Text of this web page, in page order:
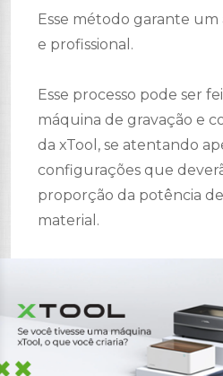
Esse método garante
e profissional.
Esse processo pode ser
máquina de gravação e
da xTool, se atentando
configurações que
proporção da potência
material.